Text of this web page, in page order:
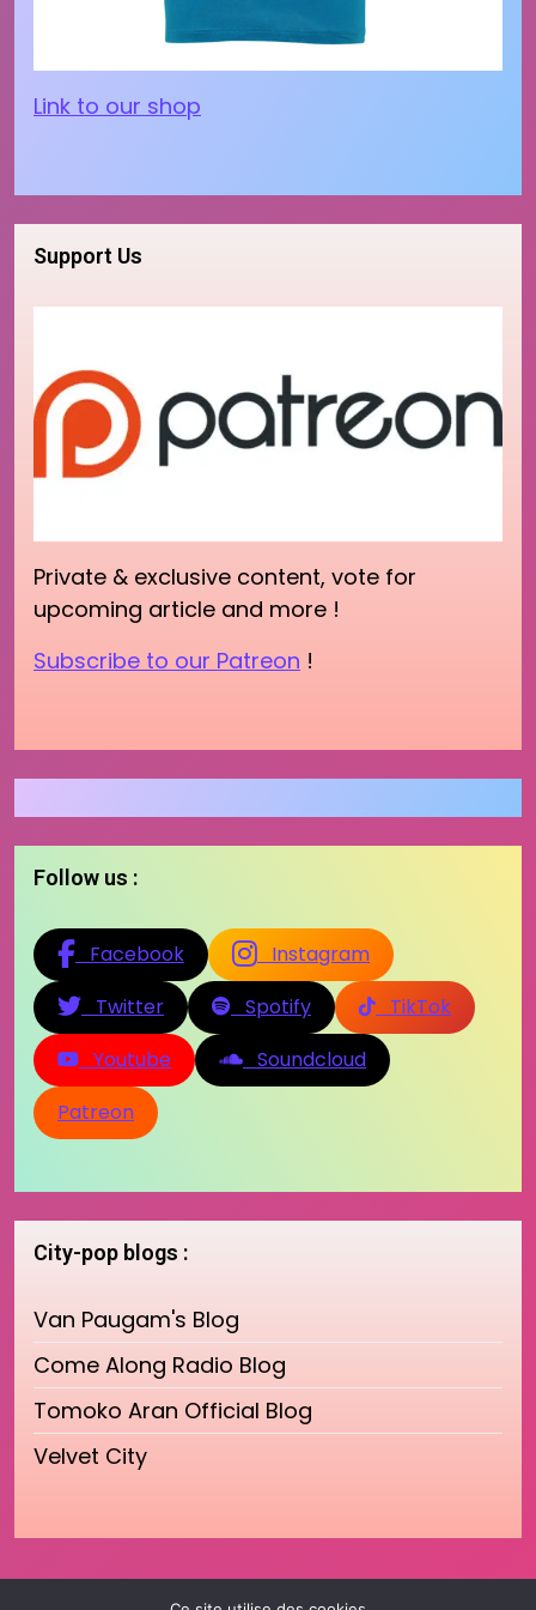
Link to our shop
Support Us
Private & exclusive content, vote for
upcoming article and more !
Subscribe to our Patreon !
Follow us :
Facebook
Instagram
Twitter
Spotify
TikTok
Youtube
Soundcloud
Patreon
City-pop blogs :
Van Paugam's Blog
Come Along Radio Blog
Tomoko Aran Official Blog
Velvet City